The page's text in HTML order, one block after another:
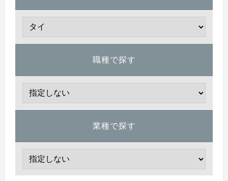
職種で探す
業種で探す